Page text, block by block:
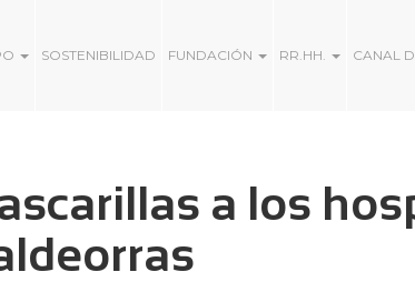
SOSTENIBILIDAD FUNDACIÓN RR.HH. CANAL
a los